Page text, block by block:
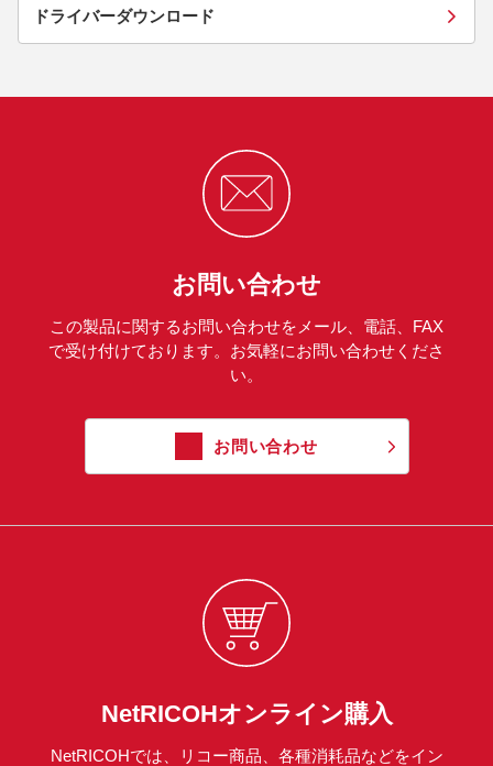
ドライバーダウンロード
お問い合わせ
この製品に関するお問い合わせをメール、電話、FAX
で受け付けております。お気軽にお問い合わせくださ
い。
お問い合わせ
NetRICOHオンライン購入
NetRICOHでは、リコー商品、各種消耗品などをイン